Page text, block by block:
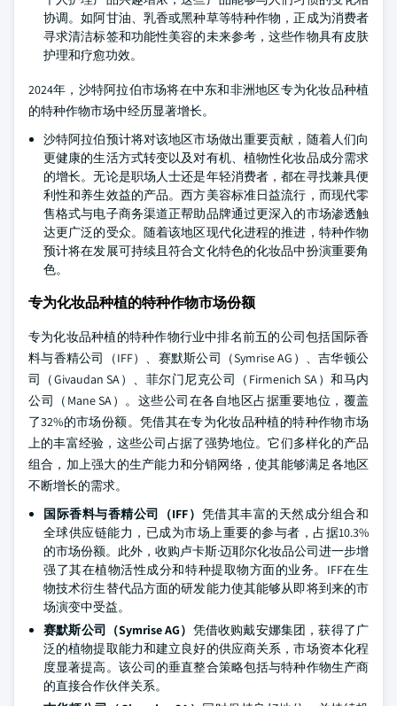
协调。如阿甘油、乳香或黑种草等特种作物，正成为消费者
寻求清洁标签和功能性美容的未来参考，这些作物具有皮肤
护理和疗愈功效。
2024年，沙特阿拉伯市场将在中东和非洲地区专为化妆品种植
的特种作物市场中经历显著增长。
沙特阿拉伯预计将对该地区市场做出重要贡献，随着人们向
更健康的生活方式转变以及对有机、植物性化妆品成分需求
的增长。无论是职场人士还是年轻消费者，都在寻找兼具便
利性和养生效益的产品。西方美容标准日益流行，而现代零
售格式与电子商务渠道正帮助品牌通过更深入的市场渗透触
达更广泛的受众。随着该地区现代化进程的推进，特种作物
预计将在发展可持续且符合文化特色的化妆品中扮演重要角
色。
专为化妆品种植的特种作物市场份额
专为化妆品种植的特种作物行业中排名前五的公司包括国际香
料与香精公司（IFF）、赛默斯公司（Symrise AG）、吉华顿公
司（Givaudan SA）、菲尔门尼克公司（Firmenich SA）和马内
公司（Mane SA）。这些公司在各自地区占据重要地位，覆盖
了32%的市场份额。凭借其在专为化妆品种植的特种作物市场
上的丰富经验，这些公司占据了强势地位。它们多样化的产品
组合，加上强大的生产能力和分销网络，使其能够满足各地区
不断增长的需求。
国际香料与香精公司（IFF） 凭借其丰富的天然成分组合和
全球供应链能力，已成为市场上重要的参与者，占据10.3%
的市场份额。此外，收购卢卡斯·迈耶尔化妆品公司进一步增
强了其在植物活性成分和特种提取物方面的业务。IFF在生
物技术衍生替代品方面的研发能力使其能够从即将到来的市
场演变中受益。
赛默斯公司（Symrise AG） 凭借收购戴安娜集团，获得了广
泛的植物提取能力和建立良好的供应商关系，市场资本化程
度显著提高。该公司的垂直整合策略包括与特种作物生产商
的直接合作伙伴关系。